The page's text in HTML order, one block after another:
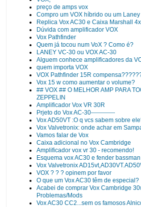
preço de amps vox
Compro um VOX híbrido ou um
Replica Vox AC30 e Caixa Marshall
Dúvida com amplificador VOX
Vox Pathfinder
Quem já tocou num VoX ? Como é?
LANEY VC-30 ou VOX AC-30
Alguem conhece amplificadores da
quem importa VOX
VOX Pathfinder 15R
Vox 15 w como aumentar o volume?
## VOX ## O MELHOR AMP PARA
ZEPPELIN
Amplificador Vox VR 30R
Prjeto do Vox AC-30------------
Vox AD50VT :O q vcs sabem sobre
Vox Valvetronix: onde achar em
Vamos falar de Vox
Caixa adicional no Vox Cambridge
Amplificador vox vr 30 - recomendo!
Esquema vox AC30 e fender bassman
Vox Valvetronix
VOX ? ? ? opinem por favor
O que um Vox AC30 têm de especial?
Acabei de comprar Vox Cambridge
Problemas/Mods
Vox AC30 CC2...sem os famosos